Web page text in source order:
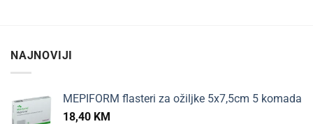
NAJNOVIJI
MEPIFORM flasteri za ožiljke 5x7,5cm 5 komada
18,40 KM